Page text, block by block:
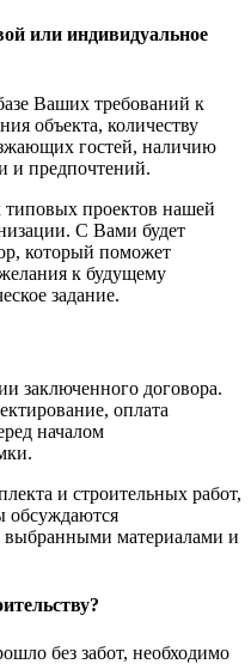
или индивидуальное
Ваших требований к
объекта, количеству
гостей, наличию
и предпочтений.
типовых проектов нашей
С Вами будет
который поможет
к будущему
задание.
заключенного договора.
оплата
началом
и строительных работ,
обсуждаются
выбранными материалами и
без забот, необходимо